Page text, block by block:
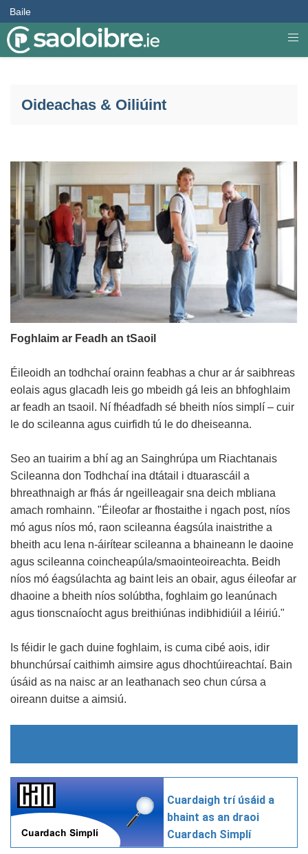
Baile
Oideachas & Oiliúint
Foghlaim ar Feadh an tSaoil
Éileoidh an todhchaí orainn feabhas a chur ar ár saibhreas
eolais agus glacadh leis go mbeidh gá leis an bhfoghlaim
ar feadh an tsaoil. Ní fhéadfadh sé bheith níos simplí – cuir
le do scileanna agus cuirfidh tú le do dheiseanna.
Seo an tuairim a bhí ag an Sainghrúpa um Riachtanais
Scileanna don Todhchaí ina dtátail i dtuarascáil a
bhreathnaigh ar fhás ár ngeilleagair sna deich mbliana
amach romhainn. "Éileofar ar fhostaithe i ngach post, níos
mó agus níos mó, raon scileanna éagsúla inaistrithe a
bheith acu lena n-áirítear scileanna a bhaineann le daoine
agus scileanna coincheapúla/smaointeoireachta. Beidh
níos mó éagsúlachta ag baint leis an obair, agus éileofar ar
dhaoine a bheith níos solúbtha, foghlaim go leanúnach
agus tionscnaíocht agus breithiúnas indibhidiúil a léiriú."
Is féidir le gach duine foghlaim, is cuma cibé aois, idir
bhunchúrsaí caithimh aimsire agus dhochtúireachtaí. Bain
úsáid as na naisc ar an leathanach seo chun cúrsa a
oireann duitse a aimsiú.
Cuardaigh trí úsáid a
bhaint as an draoi
Cuardach Simplí